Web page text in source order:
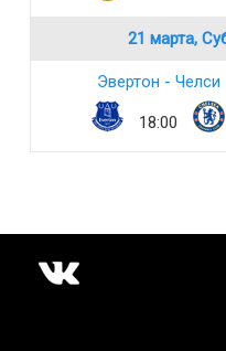
21 марта,
Эвертон - Челси
18:00